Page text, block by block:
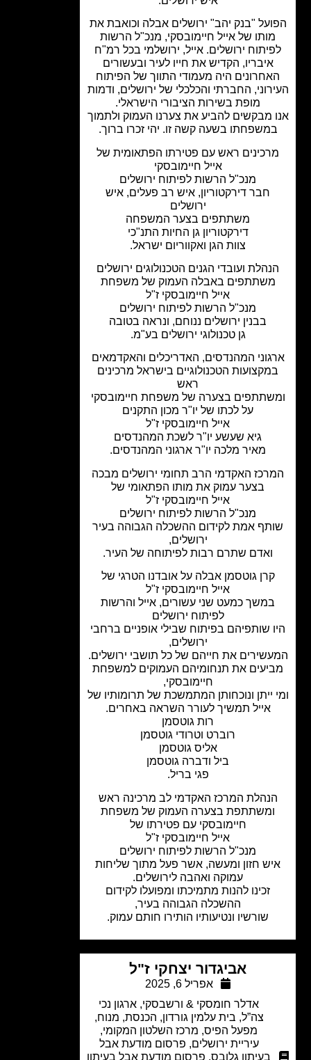
"בנק יהב" ירושלים אבלה וכואבת את
של אייל חיימובסקי, מנכ"ל הרשות
ירושלים. אייל, ירושלמי בכל רמ"ח
איבריו, הקדיש את חייו לעיר ובעשורים
היה מעמודי התווך של הפיתוח
החברתי והכלכלי של ירושלים, ודמות
מופת בשירות הציבורי הישראלי.
מבקשים להביע את צערנו העמוק ולתמוך
בשעה קשה זו. יהי זכרו ברוך.
ראש עם פטירתו הפתאומית של
אייל חיימובסקי
מנכ"ל הרשות לפיתוח ירושלים
חבר דירקטוריון, איש רב פעלים, איש
משתתפים בצער המשפחה
דירקטוריון גן החיות התנ"כי
צוות הגן ואקווריום ישראל.
ועובדי הגנים הטכנולוגים ירושלים
משתתפים באבלה העמוק של משפחת
אייל חיימובסקי ז"ל
מנכ"ל הרשות לפיתוח ירושלים
בבנין ירושלים ננוחם, ונראה בטובה
גן טכנולוגי ירושלים בע"מ.
המהנדסים, האדריכלים והאקדמאים
הטכנולוגיים בישראל מרכינים
בצערה של משפחת חיימובסקי
על לכתו של יו"ר מכון התקנים
אייל חיימובסקי ז"ל
גיא שעשע יו"ר לשכת המהנדסים
מאיר מלכה יו"ר ארגוני המהנדסים.
האקדמי הרב תחומי ירושלים מבכה
בצער עמוק את מותו הפתאומי של
אייל חיימובסקי ז"ל
מנכ"ל הרשות לפיתוח ירושלים
אמת לקידום ההשכלה הגבוהה בעיר
ירושלים,
ואדם שתרם רבות לפיתוחה של העיר.
קרן גוטסמן אבלה על אובדנו הטרגי של
אייל חיימובסקי ז"ל
במשך כמעט שני עשורים, אייל והרשות
לפיתוח ירושלים
שותפיהם בפיתוח שבילי אופניים ברחבי
ירושלים,
את חייהם של כל תושבי ירושלים.
את תנחומיהם העמוקים למשפחת
חיימובסקי,
ייתן ונוכחותן המתמשכת של תרומותיו של
אייל תמשיך לעורר השראה באחרים.
רות גוטסמן
רוברט וטרודי גוטסמן
אליס גוטסמן
ביל ודברה גוטסמן
פגי בריל.
המרכז האקדמי לב מרכינה ראש
ומשתתפת בצערה העמוק של משפחת
חיימובסקי עם פטירתו של
אייל חיימובסקי ז"ל
מנכ"ל הרשות לפיתוח ירושלים
חזון ומעשה, אשר פעל מתוך שליחות
עמוקה ואהבה לירושלים.
זכינו להנות מתמיכתו ומפועלו לקידום
ההשכלה הגבוהה בעיר,
שורשיו ונטיעותיו הותירו חותם עמוק.
אביגדור יצחקי ז"ל
אפריל 6, 2025
אדלר חומסקי & ורשבסקי,ארגון נכי
בית עלמין גורדון,הכנסת,מנוח,
מפעל הפיס,מרכז השלטון המקומי
עיריית ירושלים ,פרסום מודעת אבל
בעיתון גלובס, פרסום מודעת אבל בעיתון